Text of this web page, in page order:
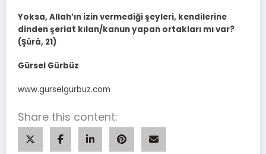
Yoksa, Allah’ın izin vermediği şeyleri, kendilerine
dinden şeriat kılan/kanun yapan ortakları mı var?
(Şûrâ, 21)
Gürsel Gürbüz
www.gurselgurbuz.com
Share this content: